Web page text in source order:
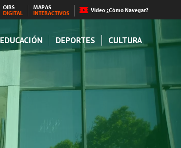
OIRS
DIGITAL
MAPAS
INTERACTIVOS
Video ¿Cómo Navegar?
EDUCACIÓN DEPORTES CULTURA